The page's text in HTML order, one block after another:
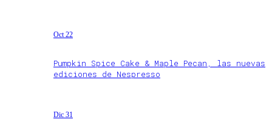
Oct 22
Pumpkin Spice Cake & Maple Pecan, las nuevas
ediciones de Nespresso
Dic 31